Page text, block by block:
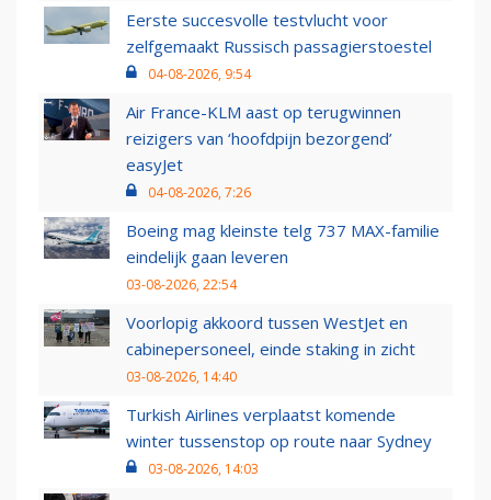
Eerste succesvolle testvlucht voor
zelfgemaakt Russisch passagierstoestel
04-08-2026, 9:54
Air France-KLM aast op terugwinnen
reizigers van ‘hoofdpijn bezorgend’
easyJet
04-08-2026, 7:26
Boeing mag kleinste telg 737 MAX-familie
eindelijk gaan leveren
03-08-2026, 22:54
Voorlopig akkoord tussen WestJet en
cabinepersoneel, einde staking in zicht
03-08-2026, 14:40
Turkish Airlines verplaatst komende
winter tussenstop op route naar Sydney
03-08-2026, 14:03